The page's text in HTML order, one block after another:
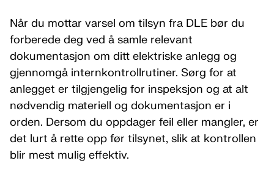
Når du mottar varsel om tilsyn fra DLE bør du
forberede deg ved å samle relevant
dokumentasjon om ditt elektriske anlegg og
gjennomgå internkontrollrutiner. Sørg for at
anlegget er tilgjengelig for inspeksjon og at alt
nødvendig materiell og dokumentasjon er i
orden. Dersom du oppdager feil eller mangler, er
det lurt å rette opp før tilsynet, slik at kontrollen
blir mest mulig effektiv.